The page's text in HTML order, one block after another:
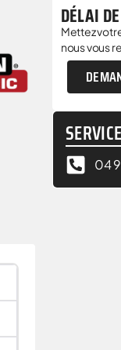
DÉLAI
Mettez
nous vous
04